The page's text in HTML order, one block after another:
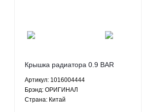
Крышка радиатора 0.9 BAR
Кросс ГХ2 ЛС Панда ГС2 1.3 1.8
2.0 2.4 МКПП АКПП -
1016004444 ОРИГИНАЛ
Артикул: 1016004444
Брэнд: ОРИГИНАЛ
Страна: Китай